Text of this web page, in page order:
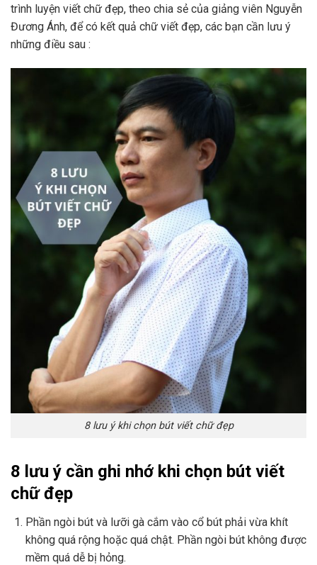
trình luyện viết chữ đẹp, theo chia sẻ của giảng viên Nguyễn
Đương Ánh, để có kết quả chữ viết đẹp, các bạn cần lưu ý
những điều sau :
8 lưu ý khi chọn bút viết chữ đẹp
8 lưu ý cần ghi nhớ khi chọn bút viết
chữ đẹp
Phần ngòi bút và lưỡi gà cắm vào cổ bút phải vừa khít
không quá rộng hoặc quá chật. Phần ngòi bút không được
mềm quá dễ bị hỏng.